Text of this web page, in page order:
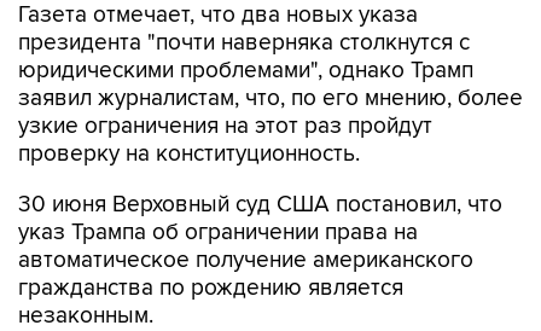
Газета отмечает, что два новых указа
президента "почти наверняка столкнутся с
юридическими проблемами", однако Трамп
заявил журналистам, что, по его мнению, более
узкие ограничения на этот раз пройдут
проверку на конституционность.
30 июня Верховный суд США постановил, что
указ Трампа об ограничении права на
автоматическое получение американского
гражданства по рождению является
незаконным.